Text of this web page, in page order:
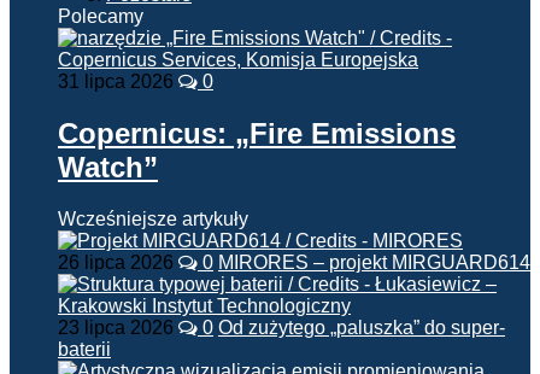
Polecamy
31 lipca 2026 0
Copernicus: „Fire Emissions
Watch”
Wcześniejsze artykuły
26 lipca 2026 0 MIRORES – projekt MIRGUARD614
23 lipca 2026 0 Od zużytego „paluszka” do super-
baterii